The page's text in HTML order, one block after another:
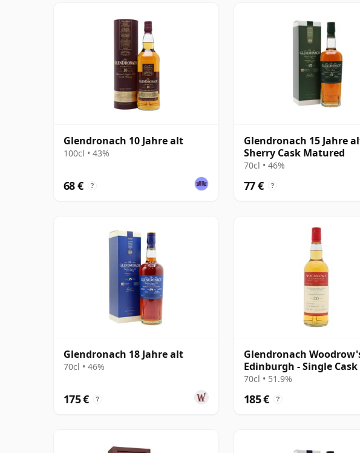
Glendronach 10 Jahre alt
100cl • 43%
68 € ?
Glendronach 15 Jahre
Sherry Cask Matured
70cl • 46%
77 € ?
Glendronach 18 Jahre alt
70cl • 46%
175 € ?
Glendronach
Edinburgh - Single Cask
2006 20 Jahre alt
70cl • 51.9%
185 € ?